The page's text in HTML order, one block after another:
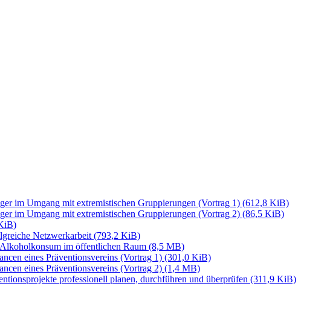
im Umgang mit extremistischen Gruppierungen (Vortrag 1) (612,8 KiB)
im Umgang mit extremistischen Gruppierungen (Vortrag 2) (86,5 KiB)
Netzwerkarbeit (793,2 KiB)
im öffentlichen Raum (8,5 MB)
eines Präventionsvereins (Vortrag 1) (301,0 KiB)
eines Präventionsvereins (Vortrag 2) (1,4 MB)
professionell planen, durchführen und überprüfen (311,9 KiB)